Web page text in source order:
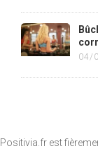
04/
Positivia.fr est